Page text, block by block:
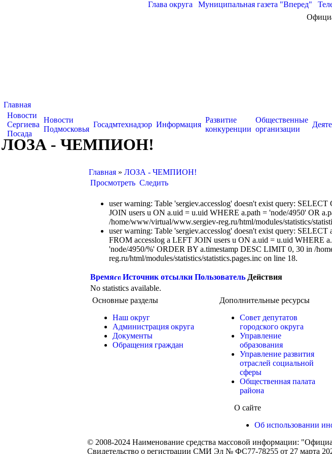
Глава округа Муниципальная газета "Вперед"
Главная
Новости
Сергиева
Посада
Новости
Подмосковья
Госадмтехнадзор Информация
Развитие
конкуренции
Общественные
организации
ЛОЗА - ЧЕМПИОН!
Главная » ЛОЗА - ЧЕМПИОН!
Просмотреть Следить
user warning: Table 'sergiev.accesslog' doesn't exist query:
JOIN users u ON a.uid = u.uid WHERE a.path = 'node/4950' OR
/home/www/virtual/www.sergiev-reg.ru/html/modules/statistics/
user warning: Table 'sergiev.accesslog' doesn't exist query: SELECT
FROM accesslog a LEFT JOIN users u ON a.uid = u.uid WHERE
'node/4950/%' ORDER BY a.timestamp DESC LIMIT 0, 30 in /
reg.ru/html/modules/statistics/statistics.pages.inc on line 18.
Время Источник отсылки Пользователь Действия
No statistics available.
Основные разделы
Наш округ
Администрация округа
Документы
Обращения граждан
Дополнительные ресурсы
Совет депутатов
городского округа
Управление
образования
Управление развития
отраслей социальной
сферы
Общественная палата
района
О сайте
Об использовании
© 2008-2024 Наименование средства массовой информации:
Свидетельство о регистрации СМИ Эл № ФС77-78255 от 27 марта